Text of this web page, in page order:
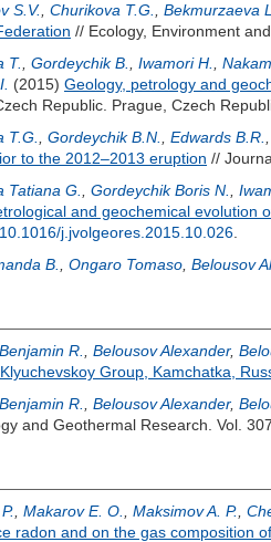
S.V. Churikova T.G. Bekmurzaeva
// Ecology, Environment
T.
Gordeychik B. Iwamori H.
(2015) Geology, petrology and
Republic. Prague, Czech
T.G.
Gordeychik B.N. Edwards B.R.
to the 2012–2013 eruption //
Tatiana G.
Gordeychik Boris N.
and geochemical evolution
10.1016/j.jvolgeores.2015.10.026
B.
Ongaro Tomaso Belousov
R. Belousov Alexander,
Group, Kamchatka,
R.
Belousov Alexander,
and Geothermal Research. Vol.
Makarov E. O. Maksimov A. P.
radon and on the gas composition